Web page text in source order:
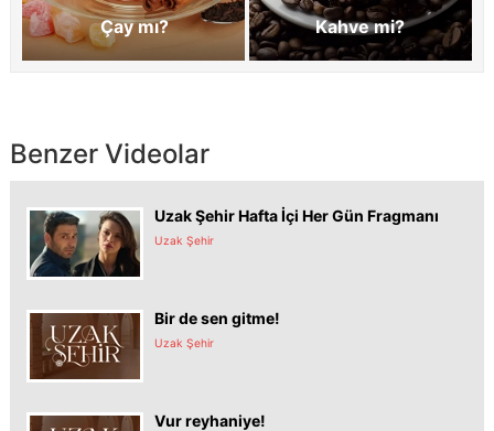
Çay mı? Kahve mi?
Benzer Videolar
Uzak Şehir Hafta İçi Her Gün Fragmanı
Uzak Şehir
Bir de sen gitme!
Uzak Şehir
Vur reyhaniye!